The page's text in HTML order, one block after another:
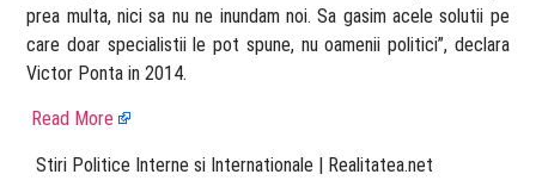
prea multa, nici sa nu ne inundam noi. Sa gasim acele solutii pe
care doar specialistii le pot spune, nu oamenii politici”, declara
Victor Ponta in 2014.
Read More
​ Stiri Politice Interne si Internationale | Realitatea.net